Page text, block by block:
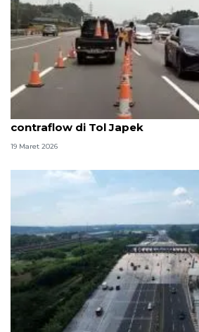
Arus mudik makin padat,
contraflow di Tol Japek
19 Maret 2026